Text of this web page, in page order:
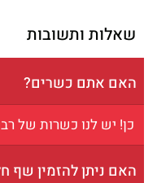
שאלות ותשובות
האם אתם כשרים?
כן! יש לנו כשרות של
האם ניתן להזמין שף